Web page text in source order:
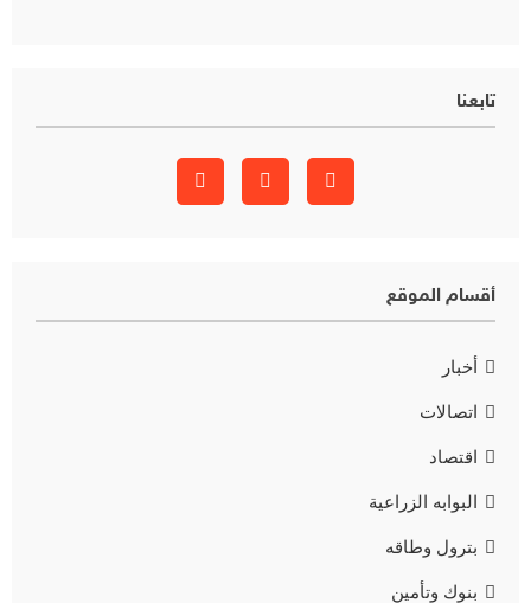
تابعنا
أقسام الموقع
أخبار
اتصالات
اقتصاد
البوابه الزراعية
بترول وطاقه
بنوك وتأمين